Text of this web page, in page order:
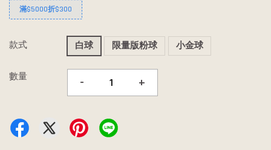
滿$5000折$300
款式 白球 限量版粉球 小金球
數量 - +